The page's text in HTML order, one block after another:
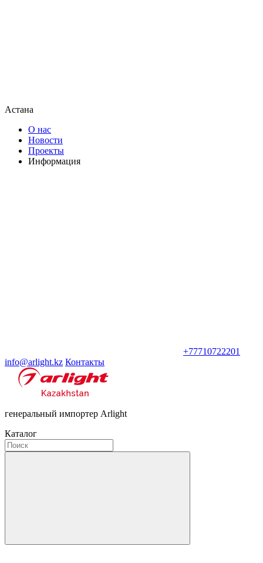
Астана
О нас
Новости
Проекты
Информация
+77710722201
info@arlight.kz Контакты
генеральный импортер Arlight
Каталог